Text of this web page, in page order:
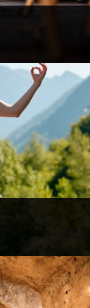
mit
und Energie
für